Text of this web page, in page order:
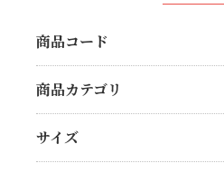
商品コード
商品カテゴリ
サイズ